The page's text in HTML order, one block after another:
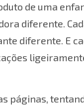
de uma
diferente.
diferente. E
páginas,